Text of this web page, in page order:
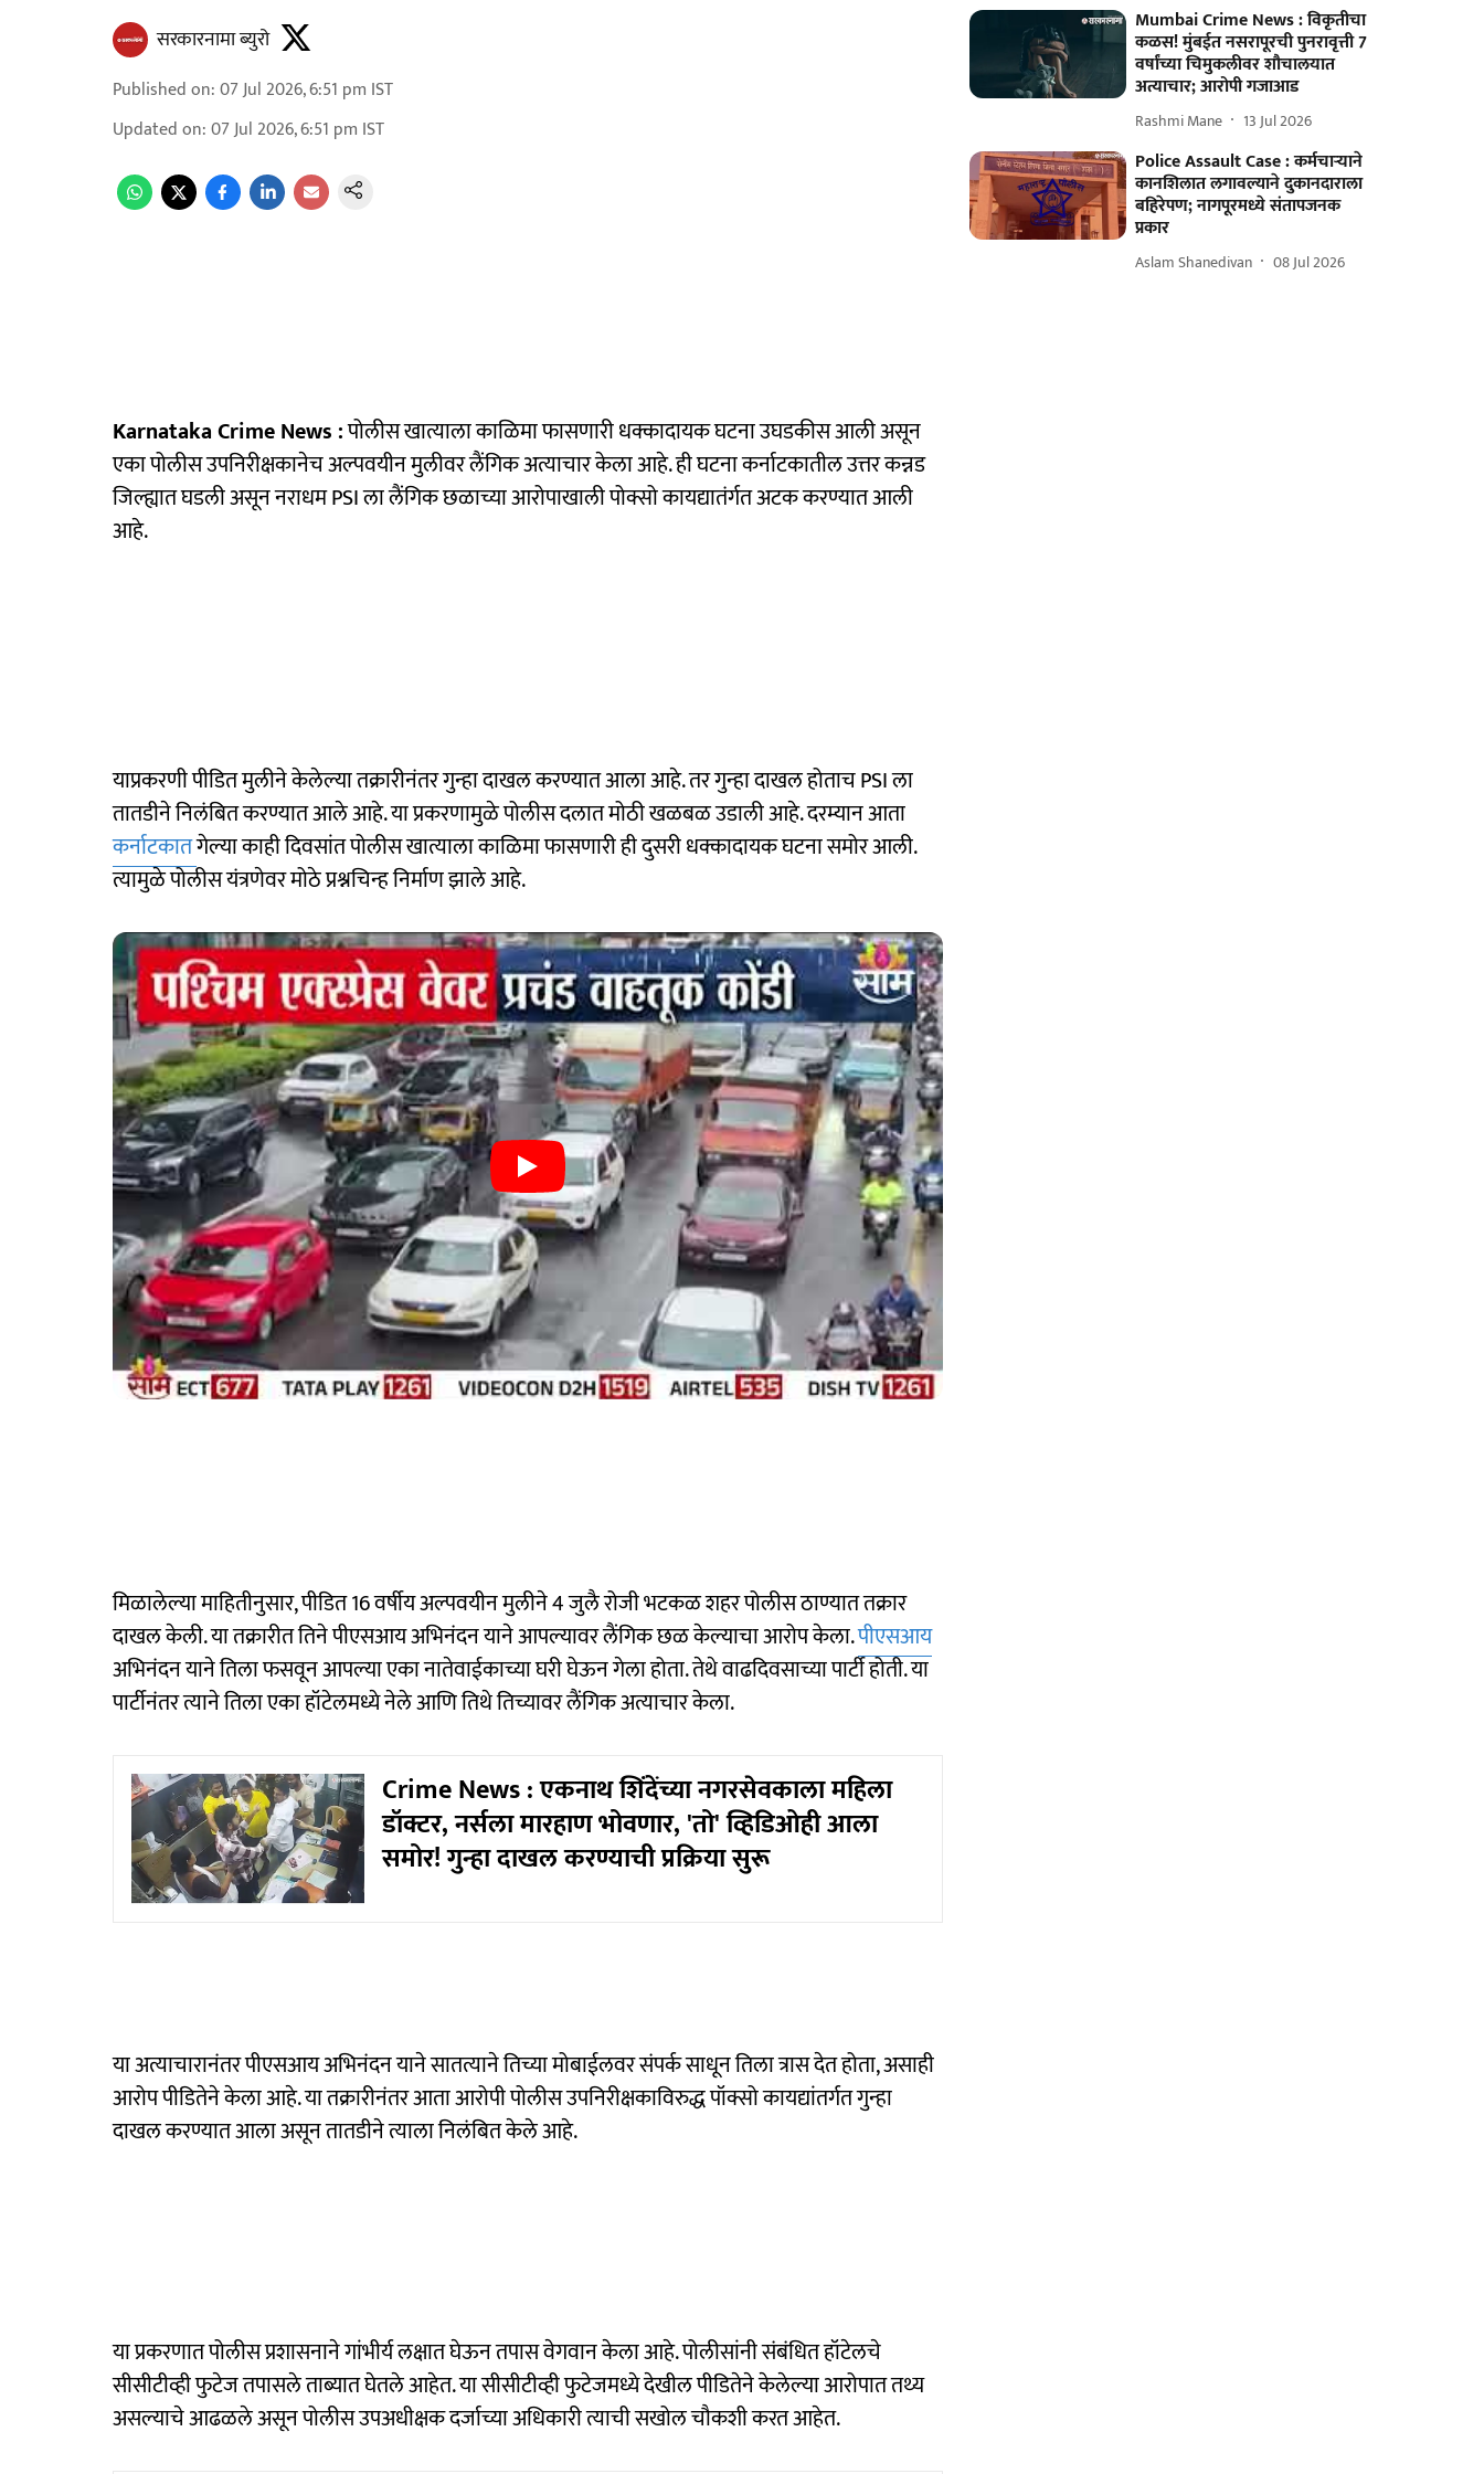
सरकारनामा ब्युरो
Published on:07 Jul 2026, 6:51 pm IST
Updated on:07 Jul 2026, 6:51 pm IST
Karnataka Crime News :पोलीस खात्याला काळिमा फासणारी धक्कादायक घटना उघडकीस आली असून
एका पोलीस उपनिरीक्षकानेच अल्पवयीन मुलीवर लैंगिक अत्याचार केला आहे. ही घटना कर्नाटकातील उत्तर कन्नड
जिल्ह्यात घडली असून नराधम PSI ला लैंगिक छळाच्या आरोपाखाली पोक्सो कायद्यातंर्गत अटक करण्यात आली
आहे.
याप्रकरणी पीडित मुलीने केलेल्या तक्रारीनंतर गुन्हा दाखल करण्यात आला आहे. तर गुन्हा दाखल होताच PSI ला
तातडीने निलंबित करण्यात आले आहे. या प्रकरणामुळे पोलीस दलात मोठी खळबळ उडाली आहे. दरम्यान आता
कर्नाटकातगेल्या काही दिवसांत पोलीस खात्याला काळिमा फासणारी ही दुसरी धक्कादायक घटना समोर आली.
त्यामुळे पोलीस यंत्रणेवर मोठे प्रश्नचिन्ह निर्माण झाले आहे.
मिळालेल्या माहितीनुसार, पीडित 16 वर्षीय अल्पवयीन मुलीने 4 जुलै रोजी भटकळ शहर पोलीस ठाण्यात तक्रार
दाखल केली. या तक्रारीत तिने पीएसआय अभिनंदन याने आपल्यावर लैंगिक छळ केल्याचा आरोप केला.पीएसआय
अभिनंदन याने तिला फसवून आपल्या एका नातेवाईकाच्या घरी घेऊन गेला होता. तेथे वाढदिवसाच्या पार्टी होती. या
पार्टीनंतर त्याने तिला एका हॉटेलमध्ये नेले आणि तिथे तिच्यावर लैंगिक अत्याचार केला.
Crime News : एकनाथ शिंदेंच्या नगरसेवकाला महिला
डॉक्टर, नर्सला मारहाण भोवणार, 'तो' व्हिडिओही आला
समोर! गुन्हा दाखल करण्याची प्रक्रिया सुरू
या अत्याचारानंतर पीएसआय अभिनंदन याने सातत्याने तिच्या मोबाईलवर संपर्क साधून तिला त्रास देत होता, असाही
आरोप पीडितेने केला आहे. या तक्रारीनंतर आता आरोपी पोलीस उपनिरीक्षकाविरुद्ध पॉक्सो कायद्यांतर्गत गुन्हा
दाखल करण्यात आला असून तातडीने त्याला निलंबित केले आहे.
या प्रकरणात पोलीस प्रशासनाने गांभीर्य लक्षात घेऊन तपास वेगवान केला आहे. पोलीसांनी संबंधित हॉटेलचे
सीसीटीव्ही फुटेज तपासले ताब्यात घेतले आहेत. या सीसीटीव्ही फुटेजमध्ये देखील पीडितेने केलेल्या आरोपात तथ्य
असल्याचे आढळले असून पोलीस उपअधीक्षक दर्जाच्या अधिकारी त्याची सखोल चौकशी करत आहेत.
Mumbai Crime News : विकृतीचा
कळस! मुंबईत नसरापूरची पुनरावृत्ती 7
वर्षांच्या चिमुकलीवर शौचालयात
अत्याचार; आरोपी गजाआड
Rashmi Mane 13 Jul 2026
Police Assault Case : कर्मचाऱ्याने
कानशिलात लगावल्याने दुकानदाराला
बहिरेपण; नागपूरमध्ये संतापजनक
प्रकार
Aslam Shanedivan 08 Jul 2026